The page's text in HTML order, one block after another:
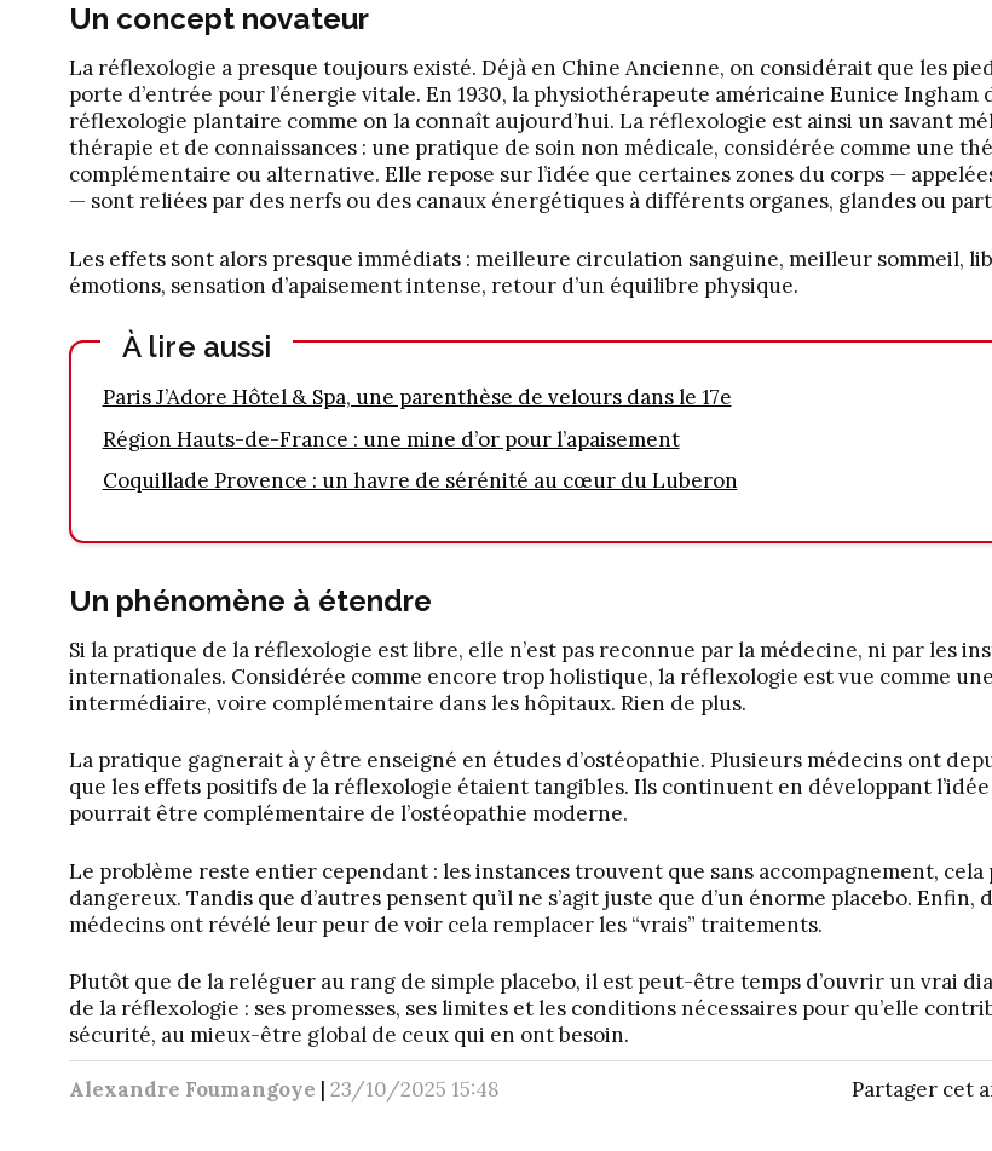
Un concept novateur
La réflexologie a presque toujours existé. Déjà en Chine Ancienne, on considérait que les
porte d’entrée pour l’énergie vitale. En 1930, la physiothérapeute américaine Eunice Ingham
réflexologie plantaire comme on la connaît aujourd’hui. La réflexologie est ainsi un savant
thérapie et de connaissances : une pratique de soin non médicale, considérée comme une
complémentaire ou alternative. Elle repose sur l’idée que certaines zones du corps —
— sont reliées par des nerfs ou des canaux énergétiques à différents organes, glandes ou
Les effets sont alors presque immédiats : meilleure circulation sanguine, meilleur sommeil,
émotions, sensation d’apaisement intense, retour d’un équilibre physique.
À lire aussi
Paris J’Adore Hôtel & Spa, une parenthèse de velours dans le 17e
Région Hauts-de-France : une mine d’or pour l’apaisement
Coquillade Provence : un havre de sérénité au cœur du Luberon
Un phénomène à étendre
Si la pratique de la réflexologie est libre, elle n’est pas reconnue par la médecine, ni par les
internationales. Considérée comme encore trop holistique, la réflexologie est vue comme
intermédiaire, voire complémentaire dans les hôpitaux. Rien de plus.
La pratique gagnerait à y être enseigné en études d’ostéopathie. Plusieurs médecins ont
que les effets positifs de la réflexologie étaient tangibles. Ils continuent en développant l’idée
pourrait être complémentaire de l’ostéopathie moderne.
Le problème reste entier cependant : les instances trouvent que sans accompagnement,
dangereux. Tandis que d’autres pensent qu’il ne s’agit juste que d’un énorme placebo. Enfin,
médecins ont révélé leur peur de voir cela remplacer les “vrais” traitements.
Plutôt que de la reléguer au rang de simple placebo, il est peut-être temps d’ouvrir un vrai
de la réflexologie : ses promesses, ses limites et les conditions nécessaires pour qu’elle
sécurité, au mieux-être global de ceux qui en ont besoin.
Alexandre Foumangoye | 23/10/2025 15:48 Partager cet